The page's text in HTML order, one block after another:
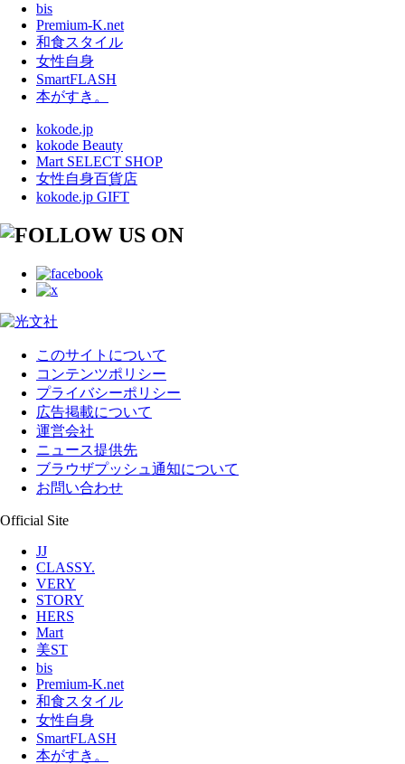
bis
Premium-K.net
和食スタイル
女性自身
SmartFLASH
本がすき。
kokode.jp
kokode Beauty
Mart SELECT SHOP
女性自身百貨店
kokode.jp GIFT
このサイトについて
コンテンツポリシー
プライバシーポリシー
広告掲載について
運営会社
ニュース提供先
ブラウザプッシュ通知について
お問い合わせ
Official Site
JJ
CLASSY.
VERY
STORY
HERS
Mart
美ST
bis
Premium-K.net
和食スタイル
女性自身
SmartFLASH
本がすき。